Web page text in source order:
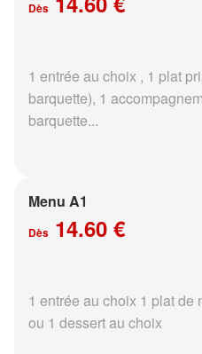
Dès
1 entrée au choix , 1 plat
barquette), 1
barquette...
Menu A1
Dès 14.60 €
1 entrée au choix 1 plat
ou 1 dessert au choix